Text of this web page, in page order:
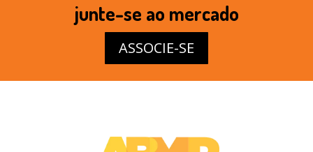
junte-se ao mercado
ASSOCIE-SE